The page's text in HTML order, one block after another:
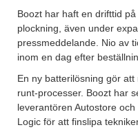
Boozt har haft en drifttid
plockning, även under
pressmeddelande. Nio av
inom en dag efter
En ny batterilösning gör
runt-processer. Boozt har
leverantören Autostore
Logic för att finslipa